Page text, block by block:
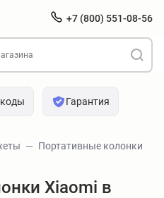
+7 (800) 551-08-56
Гарантия
Портативные колонки
Xiaomi в